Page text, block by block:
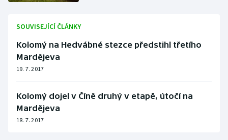
Short track
Sportovní střelba
Stolní tenis
Triatlon
Veslování
SOUVISEJÍCÍ ČLÁNKY
Kolomý na Hedvábné stezce předstihl třetího
Mardějeva
19. 7. 2017
Kolomý dojel v Číně druhý v etapě, útočí na
Mardějeva
18. 7. 2017